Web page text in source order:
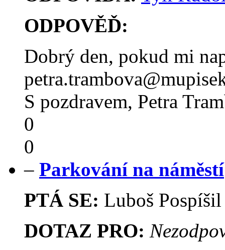
ODPOVĚĎ:
Dobrý den, pokud mi
S pozdravem, Petra
0
0
– Parkování na náměstí
PTÁ SE: Luboš
DOTAZ PRO: